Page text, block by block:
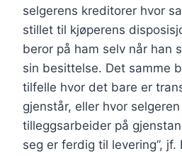
selgerens kreditorer hvor
stillet til kjøperens
beror på ham selv når han
sin besittelse. Det samme
tilfelle hvor det bare er
gjenstår, eller hvor
tilleggsarbeider på
seg er ferdig til levering”,